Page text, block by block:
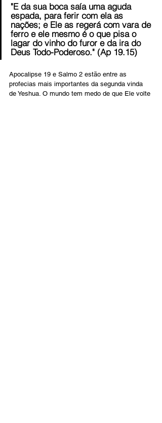
"E da sua boca saía uma aguda
espada, para ferir com ela as
nações; e Ele as regerá com vara de
ferro e ele mesmo é o que pisa o
lagar do vinho do furor e da ira do
Deus Todo-Poderoso." (Ap 19.15)
Apocalipse 19 e Salmo 2 estão entre as
profecias mais importantes da segunda vinda
de Yeshua. O mundo tem medo de que Ele volte